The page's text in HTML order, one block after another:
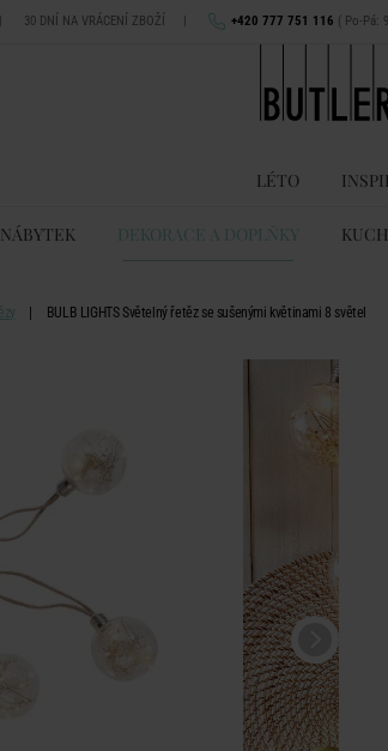
| 30 DNÍ NA VRÁCENÍ ZBOŽÍ | +420 777 751 116 ( Po-Pá:
LÉTO
NÁBYTEK DEKORACE A DOPLŇKY
BULB LIGHTS Světelný řetěz se sušenými květinami 8 světel